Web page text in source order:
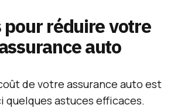
pour réduire votre
auto
de votre assurance auto est
quelques astuces efficaces.